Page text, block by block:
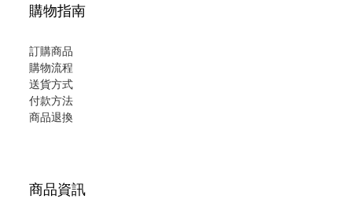
購物指南
訂購商品
購物流程
送貨方式
付款方法
商品退換
商品資訊